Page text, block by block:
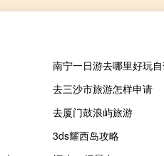
南宁一日游去哪里好玩
去三沙市旅游怎样申请
去厦门鼓浪屿旅游
3ds耀西岛攻略